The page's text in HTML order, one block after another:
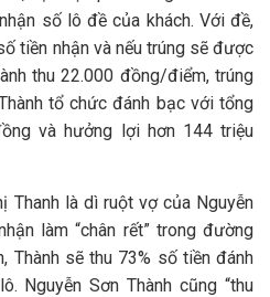
số lô đề của khách. Với đề,
tiền nhận và nếu trúng sẽ được
thu 22.000 đồng/điểm, trúng
tổ chức đánh bạc với tổng
và hưởng lợi hơn 144 triệu
Thanh là dì ruột vợ của Nguyễn
làm “chân rết” trong đường
Thành sẽ thu 73% số tiền đánh
Nguyễn Sơn Thành cũng “thu